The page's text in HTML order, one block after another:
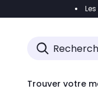
Accéder
Trouver votre